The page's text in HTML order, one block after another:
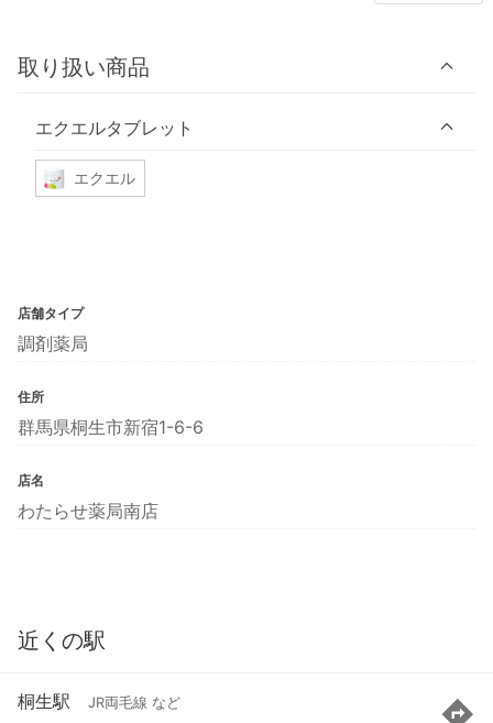
取り扱い商品
エクエルタブレット
エクエル
店舗タイプ
調剤薬局
住所
群馬県桐生市新宿1-6-6
店名
わたらせ薬局南店
近くの駅
桐生駅 JR両毛線 など